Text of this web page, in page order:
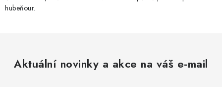
u
hubeňour.
Aktuální novinky a akce na váš e-mail